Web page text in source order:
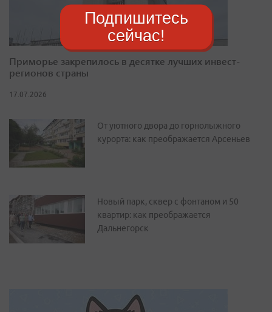
Приморье закрепилось в десятке лучших инвест-
регионов страны
17.07.2026
От уютного двора до горнолыжного
курорта: как преображается Арсеньев
Новый парк, сквер с фонтаном и 50
квартир: как преображается
Дальнегорск
Подпишитесь
сейчас!